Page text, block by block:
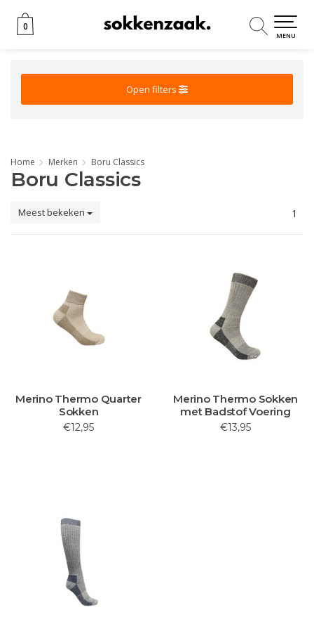
0
0
MENU
Open filters
Home Merken Boru Classics
Boru Classics
Meest bekeken 1
Merino Thermo Quarter
Sokken
€12,95
Merino Thermo Sokken
met Badstof Voering
€13,95